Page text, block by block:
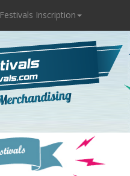
Festivals Inscription